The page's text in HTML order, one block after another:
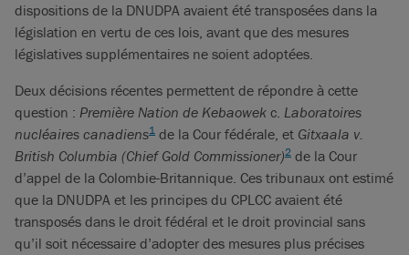
dispositions de la DNUDPA avaient été transposées dans la
législation en vertu de ces lois, avant que des mesures
législatives supplémentaires ne soient adoptées.
Deux décisions récentes permettent de répondre à cette
question : Première Nation de Kebaowek c. Laboratoires
nucléaires canadiens1 de la Cour fédérale, et Gitxaala v.
British Columbia (Chief Gold Commissioner)2 de la Cour
d’appel de la Colombie-Britannique. Ces tribunaux ont estimé
que la DNUDPA et les principes du CPLCC avaient été
transposés dans le droit fédéral et le droit provincial sans
qu’il soit nécessaire d’adopter des mesures plus précises